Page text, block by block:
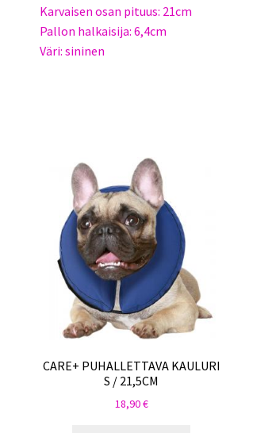
Karvaisen osan pituus: 21cm
Pallon halkaisija: 6,4cm
Väri: sininen
CARE+ PUHALLETTAVA KAULURI
S / 21,5CM
18,90€